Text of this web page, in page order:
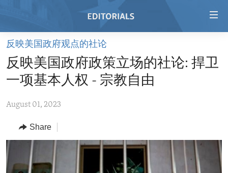
Skip
main
content
to
Navigation
Skip
to
Search
HOME
VIDEO
REGIONS
AFRICA
AMERICAS
ASIA
TOPICS
HUMAN RIGHTS
SECURITY AND DEFENSE
ARCHIVE
ABOUT US
反映美国政府观点的社论
反映美国政府政策立场的社论: 捍卫
一项基本人权 - 宗教自由
August 01, 2023
Share